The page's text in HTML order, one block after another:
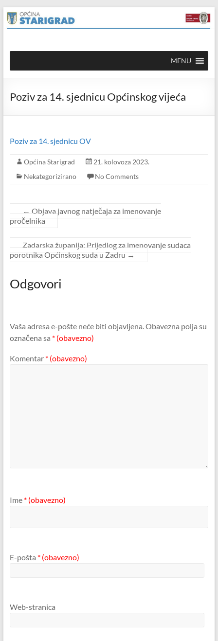
content
Skip
to
content
Općina
Starigrad
mrežna
MENU
Poziv za 14. sjednicu Općinskog vijeća
Poziv za 14. sjednicu OV
Općina Starigrad
21. kolovoza 2023.
Nekategorizirano
No Comments
← Objava javnog natječaja za imenovanje
pročelnika
Zadarska županija: Prijedlog za imenovanje sudaca
porotnika Općinskog suda u Zadru →
Odgovori
Vaša adresa e-pošte neće biti objavljena.Obavezna polja su
označena sa * (obavezno)
Komentar * (obavezno)
Ime * (obavezno)
E-pošta * (obavezno)
Web-stranica